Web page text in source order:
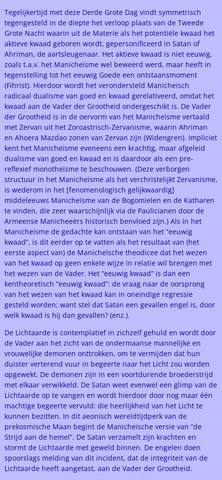
Tegelijkertijd met deze Derde Grote Dag vindt symmetrisch
tegengesteld in de diepte het verloop plaats van de Tweede
Grote Nacht waarin uit de Materie als het potentiële kwaad het
aktieve kwaad geboren wordt, gepersonificeerd in Satan of
Ahriman, de aartsleugenaar. Het aktieve kwaad is niet eeuwig,
zoals t.a.v. het Manicheïsme wel beweerd werd, maar heeft in
tegenstelling tot het eeuwig Goede een ontstaansmoment
(Fihrist). Hierdoor wordt het verondersteld Manicheïsch
radicaal dualisme van goed en kwaad gerelativeerd, omdat het
kwaad aan de Vader der Grootheid ondergeschikt is. De Vader
der Grootheid is in de oervorm van het Manicheïsme vertaald
met Zervan uit het Zoroastrisch-Zervanisme, waarin Ahriman
en Ahoera Mazdao zonen van Zervan zijn (Widengren). Impliciet
kent het Manicheïsme eveneens een krachtig, maar afgeleid
dualisme van goed en kwaad en is daardoor als een pre-
reflexief monotheïsme te beschouwen. (Deze verborgen
structuur in het Manicheïsme als het verchristelijkt Zervanisme,
is wederom in het [fenomenologisch gelijkwaardig]
middeleeuws Manicheïsme van de Bogomielen en de Katharen
te vinden, die zeer waarschijnlijk via de Paulicianen door de
Armeense Manicheeërs historisch benvloed zijn.) Als in het
Manicheïsme de gedachte kan ontstaan van het “eeuwig
kwaad”, is dit eerder op te vatten als het resultaat van (het
eerste aspect van) de Manicheïsche theodicee dat het wezen
van het kwaad op geen enkele wijze in relatie wil brengen met
het wezen van de Vader. Het “eeuwig kwaad” is dan een
kentheoretisch “eeuwig kwaad”: de vraag naar de oorsprong
van het wezen van het kwaad kan in oneindige regressie
gesteld worden; want stel dat Satan een gevallen engel is, door
welk kwaad is hij dan gevallen? (enz.).
De Lichtaarde is contemplatief in zichzelf gehuld en wordt door
de Vader aan het zicht van de ondermaanse mannelijke en
vrouwelijke demonen onttrokken, om te vermijden dat hun
duister verterend vuur in begeerte naar het Licht zou worden
opgewekt. De demonen zijn in een voortdurende broederstrijd
met elkaar verwikkeld. De Satan weet evenwel een glimp van de
Lichtaarde op te vangen en wordt hierdoor door nog maar één
machtige begeerte vervuld: die heerlijkheid van het Licht te
kunnen bezitten. In dit aeonisch wereldtijdperk van de
prekosmische Maan begint de Manicheïsche versie van “de
Strijd aan de hemel”. De Satan verzamelt zijn krachten en
stormt de Lichtaarde met geweld binnen. De engelen doen
spoorslags melding van dit incident, dat de integriteit van de
Lichtaarde heeft aangetast, aan de Vader der Grootheid.